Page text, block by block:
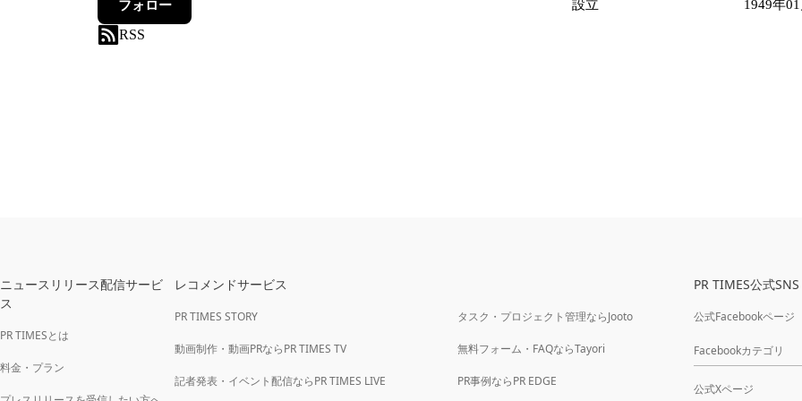
フォロー
RSS
設立 1949年
ニュースリリース配信サービ
ス
PR TIMESとは
料金・プラン
レコメンドサービス
PR TIMES STORY
動画制作・動画PRならPR TIMES TV
記者発表・イベント配信ならPR TIMES LIVE
タスク・プロジェクト管理ならJooto
無料フォーム・FAQならTayori
PR事例ならPR EDGE
PR TIMES公式SNS
公式Facebookページ
Facebookカテゴリ
公式Xページ